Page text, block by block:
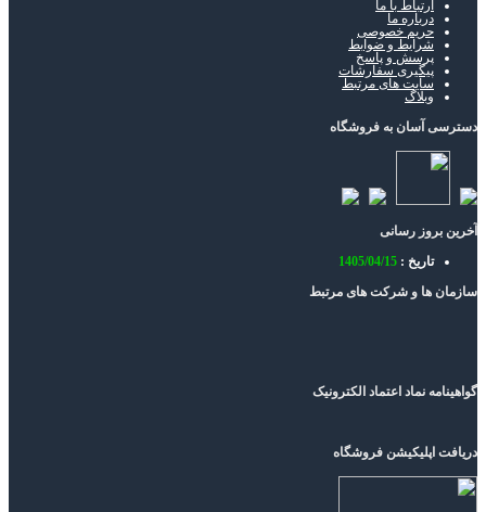
ارتباط با ما
درباره ما
حریم خصوصی
شرایط و ضوابط
پرسش و پاسخ
پیگیری سفارشات
سایت های مرتبط
وبلاگ
دسترسی آسان به فروشگاه
آخرین بروز رسانی
تاریخ : 1405/04/15
سازمان ها و شرکت های مرتبط
گواهینامه نماد اعتماد الکترونیک
دریافت اپلیکیشن فروشگاه